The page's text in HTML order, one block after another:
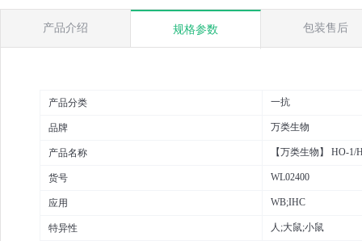
产品介绍 规格参数 包装售后
产品分类 一抗
品牌 万类生物
产品名称 【万类生物】 HO-1/
货号 WL02400
应用 WB;IHC
特异性 人;大鼠;小鼠